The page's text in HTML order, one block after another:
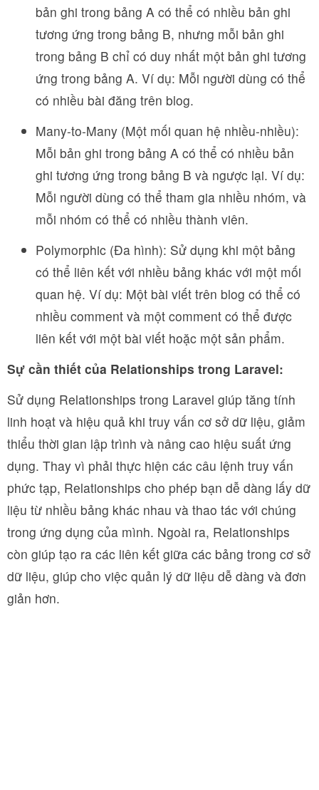
bản ghi trong bảng A có thể có nhiều bản ghi
tương ứng trong bảng B, nhưng mỗi bản ghi
trong bảng B chỉ có duy nhất một bản ghi tương
ứng trong bảng A. Ví dụ: Mỗi người dùng có thể
có nhiều bài đăng trên blog.
Many-to-Many (Một mối quan hệ nhiều-nhiều):
Mỗi bản ghi trong bảng A có thể có nhiều bản
ghi tương ứng trong bảng B và ngược lại. Ví dụ:
Mỗi người dùng có thể tham gia nhiều nhóm, và
mỗi nhóm có thể có nhiều thành viên.
Polymorphic (Đa hình): Sử dụng khi một bảng
có thể liên kết với nhiều bảng khác với một mối
quan hệ. Ví dụ: Một bài viết trên blog có thể có
nhiều comment và một comment có thể được
liên kết với một bài viết hoặc một sản phẩm.
Sự cần thiết của Relationships trong Laravel:
Sử dụng Relationships trong Laravel giúp tăng tính
linh hoạt và hiệu quả khi truy vấn cơ sở dữ liệu, giảm
thiểu thời gian lập trình và nâng cao hiệu suất ứng
dụng. Thay vì phải thực hiện các câu lệnh truy vấn
phức tạp, Relationships cho phép bạn dễ dàng lấy dữ
liệu từ nhiều bảng khác nhau và thao tác với chúng
trong ứng dụng của mình. Ngoài ra, Relationships
còn giúp tạo ra các liên kết giữa các bảng trong cơ sở
dữ liệu, giúp cho việc quản lý dữ liệu dễ dàng và đơn
giản hơn.